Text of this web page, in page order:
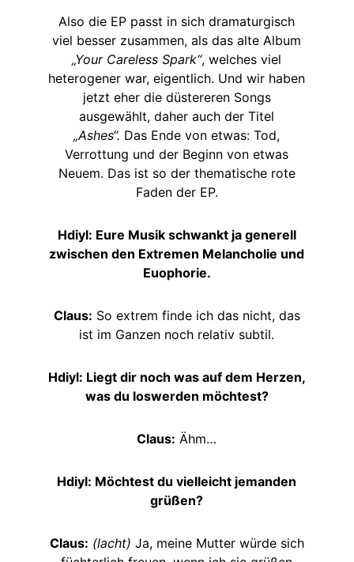
Also die EP passt in sich dramaturgisch
viel besser zusammen, als das alte Album
„Your Careless Spark“, welches viel
heterogener war, eigentlich. Und wir haben
jetzt eher die düstereren Songs
ausgewählt, daher auch der Titel
„Ashes“. Das Ende von etwas: Tod,
Verrottung und der Beginn von etwas
Neuem. Das ist so der thematische rote
Faden der EP.
Hdiyl: Eure Musik schwankt ja generell
zwischen den Extremen Melancholie und
Euophorie.
Claus: So extrem finde ich das nicht, das
ist im Ganzen noch relativ subtil.
Hdiyl: Liegt dir noch was auf dem Herzen,
was du loswerden möchtest?
Claus: Ähm…
Hdiyl: Möchtest du vielleicht jemanden
grüßen?
Claus: (lacht) Ja, meine Mutter würde sich